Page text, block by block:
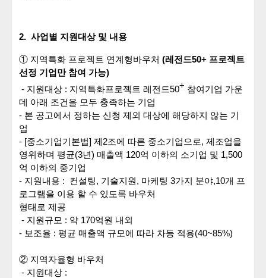
2. 사업별 지원대상 및 내용
① 지역특화 프로젝트 연계형바우처 (레전드50+ 프로젝트
선정 기업만 참여 가능)
- 지원대상 : 지역특화프로젝트 레전드50+ 참여기업 가운
데 아래 조건을 모두 충족하는 기업
- 본 공고에서 정하는 신청 제외 대상에 해당하지 않는 기
업
- [중소기업기본법] 제 2조에 따른 중소기업으로, 제조업을
영위하며 평균(3년) 매출액 120억 이하의 소기업 및 1,500
억 이하의 중기업
- 지원내용 : 컨설팅, 기술지원 , 마케팅 3가지 분야,10개 프
로그램을 이용 할 수 있도록 바우처
형태로 제공
- 지원규모 : 약 170억원 내외
- 보조율 : 평균 매출액 규모에 따라 차등 적용(40~85%)
② 지역자율형 바우처
- 지원대상 :